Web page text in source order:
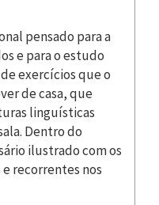
pensado para a
e para o estudo
exercícios que o
de casa, que
linguísticas
Dentro do
ilustrado com os
recorrentes nos